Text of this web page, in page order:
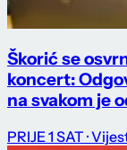
Škorić se
koncert:
na svakom je
PRIJE 1 SAT ·